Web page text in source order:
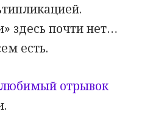
здесь почти нет…
есть.
любимый отрывок